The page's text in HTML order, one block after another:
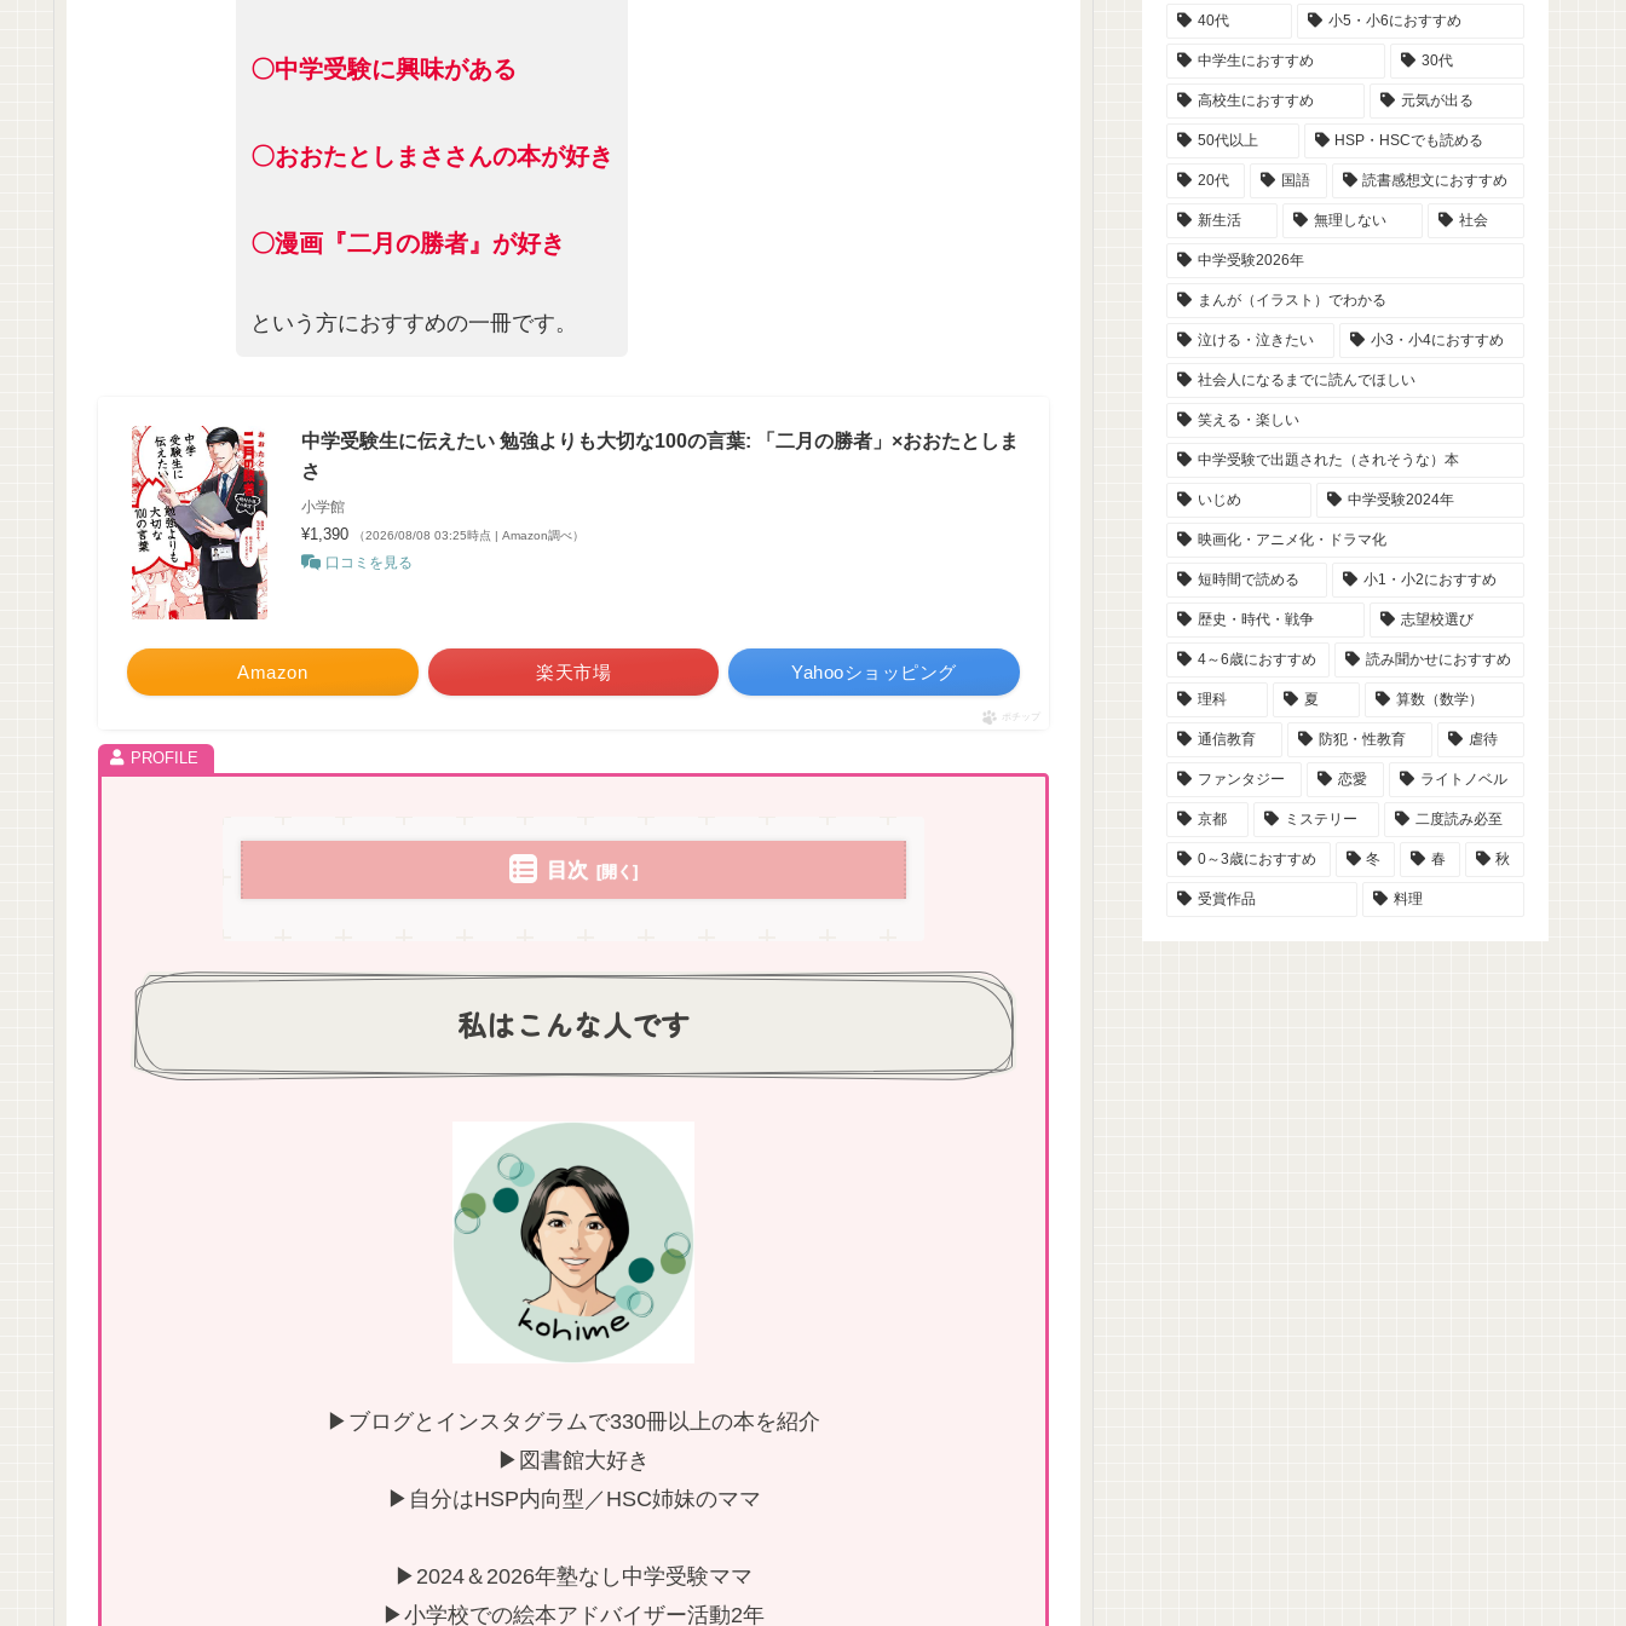
〇中学受験に興味がある
〇おおたとしまささんの本が好き
〇漫画『二月の勝者』が好き
という方におすすめの一冊です。
中学受験生に伝えたい 勉強よりも大切な100の言葉: 「二月の勝者」×おおたとしま
さ
小学館
¥1,390 （2026/08/08 03:25時点 | Amazon調べ）
口コミを見る
Amazon 楽天市場 Yahooショッピング
ポチップ
目次
私はこんな人です
▶ブログとインスタグラムで330冊以上の本を紹介
▶図書館大好き
▶自分はHSP内向型／HSC姉妹のママ
▶2024＆2026年塾なし中学受験ママ
▶小学校での絵本アドバイザー活動2年
40代 小5・小6におすすめ
中学生におすすめ 30代
高校生におすすめ 元気が出る
50代以上 HSP・HSCでも読める
20代 国語 読書感想文におすすめ
新生活 無理しない 社会
中学受験2026年
まんが（イラスト）でわかる
泣ける・泣きたい 小3・小4におすすめ
社会人になるまでに読んでほしい
笑える・楽しい
中学受験で出題された（されそうな）本
いじめ 中学受験2024年
映画化・アニメ化・ドラマ化
短時間で読める 小1・小2におすすめ
歴史・時代・戦争 志望校選び
4～6歳におすすめ 読み聞かせにおすすめ
理科 夏 算数（数学）
通信教育 防犯・性教育 虐待
ファンタジー 恋愛 ライトノベル
京都 ミステリー 二度読み必至
0～3歳におすすめ 冬 春 秋
受賞作品 料理